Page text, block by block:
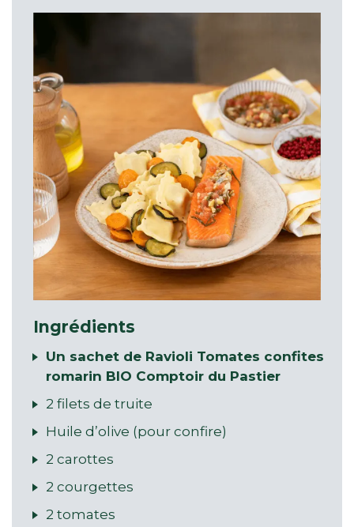
Ingrédients
Un sachet de Ravioli Tomates confites
romarin BIO Comptoir du Pastier
2 filets de truite
Huile d’olive (pour confire)
2 carottes
2 courgettes
2 tomates